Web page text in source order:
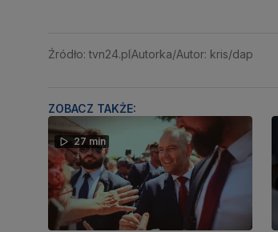
Źródło: tvn24.plAutorka/Autor: kris/dap
ZOBACZ TAKŻE:
27 min